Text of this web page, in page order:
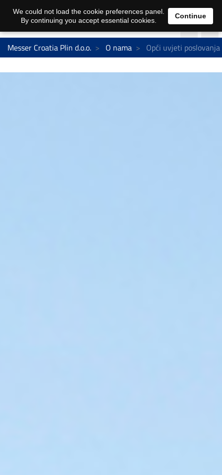
Messer Croatia Plin d.o.o. O nama Opći uvjeti poslovanja
We could not load the cookie preferences panel.
By continuing you accept essential cookies.
Continue